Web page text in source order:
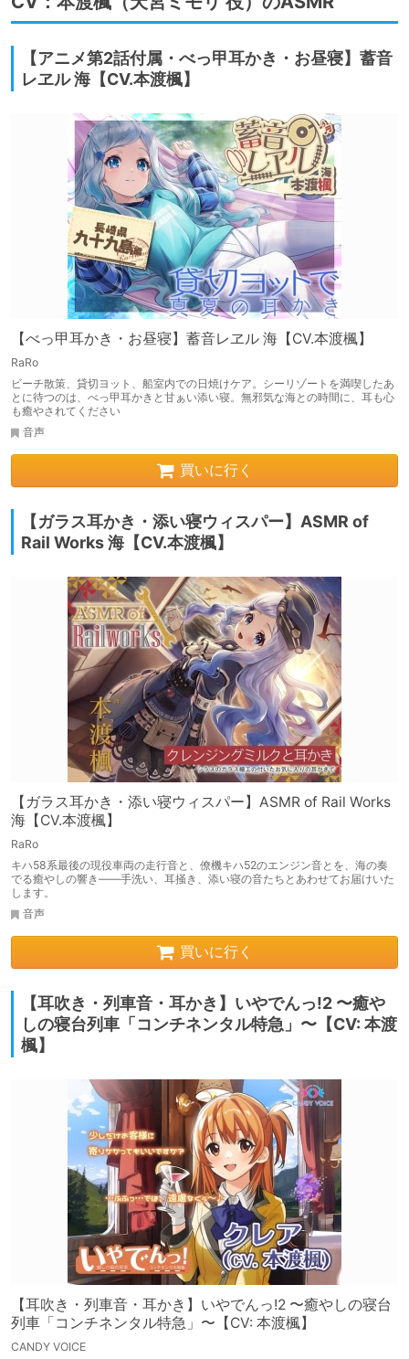
【アニメ第2話付属・べっ甲耳かき・お昼寝】蓄音
レヱル 海【CV.本渡楓】
【べっ甲耳かき・お昼寝】蓄音レヱル 海【CV.本渡楓】
RaRo
ビーチ散策、貸切ヨット、船室内での日焼けケア。シーリゾートを満喫したあ
とに待つのは、べっ甲耳かきと甘ぁい添い寝。無邪気な海との時間に、耳も心
も癒やされてください
音声
買いに行く
【ガラス耳かき・添い寝ウィスパー】ASMR of
Rail Works 海【CV.本渡楓】
【ガラス耳かき・添い寝ウィスパー】ASMR of Rail Works
海【CV.本渡楓】
RaRo
キハ58系最後の現役車両の走行音と、僚機キハ52のエンジン音とを、海の奏
でる癒やしの響き――手洗い、耳掻き、添い寝の音たちとあわせてお届けいた
します。
音声
買いに行く
【耳吹き・列車音・耳かき】いやでんっ!2 〜癒や
しの寝台列車「コンチネンタル特急」〜【CV: 本渡
楓】
【耳吹き・列車音・耳かき】いやでんっ!2 〜癒やしの寝台
列車「コンチネンタル特急」〜【CV: 本渡楓】
CANDY VOICE